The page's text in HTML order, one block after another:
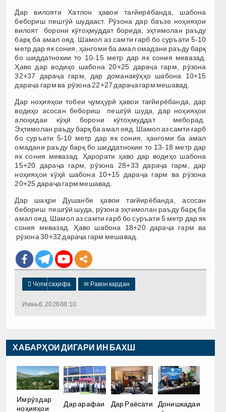
Дар вилояти Хатлон ҳавои тағйирёбанда, шабона
бебориш пешгӯӣ шудааст. Рӯзона дар баъзе ноҳияҳои
вилоят борони кӯтоҳмуддат борида, эҳтимолан раъду
барқ ба амал ояд. Шамол аз самти ғарб бо суръати 5-10
метр дар як сония, ҳангоми ба амал омадани раъду барқ
бо шиддатнокии то 10-15 метр дар як сония мевазад.
Ҳаво дар водиҳо шабона 20+25 дараҷа гарм, рӯзона
32+37 дараҷа гарм, дар доманакӯҳҳо шабона 10+15
дараҷа гарм ва рӯзона 22+27 дараҷа гарм мешавад.
Дар ноҳияҳои тобеи ҷумҳурӣ ҳавои тағйирёбанда, дар
водиҳо асосан бебориш пешгӯӣ шуда, дар ноҳияҳои
алоҳидаи кӯҳӣ борони кӯтоҳмуддат меборад.
Эҳтимолан раъду барқ ба амал ояд. Шамол аз самти ғарб
бо суръати 5-10 метр дар як сония, ҳангоми ба амал
омадани раъду барқ бо шиддатнокии то 13-18 метр дар
як сония мевазад. Ҳарорати ҳаво дар водиҳо шабона
15+20 дараҷа гарм, рӯзона 28+33 дараҷа гарм, дар
ноҳияҳои кӯҳӣ шабона 10+15 дараҷа гарм ва рӯзона
20+25 дараҷа гарм мешавад.
Дар шаҳри Душанбе ҳавои тағйирёбанда, асосан
бебориш пешгӯӣ шуда, рӯзона эҳтимолан раъду барқ ба
амал ояд. Шамол аз самти ғарб бо суръати 5 метр дар як
сония мевазад. Ҳаво шабона 18+20 дараҷа гарм ва
рӯзона 30+32 дараҷа гарм мешавад.
 Чопи саҳифа ✉ Равон кардан
Июнь 6, 2026 08:10
ХАБАРҲОИ ДИГАРИ ИН БАХШ
Имрӯз дар
ноҳияҳои
Дар арафаи
Дар Раёсати
Донишкадаи